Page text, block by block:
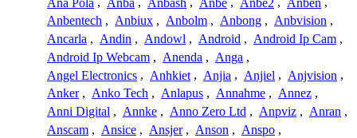
Anbentech , Anbiux , Anbolm , Anbong , Anbvision ,
Ancarla , Andin , Andowl , Android , Android Ip Cam ,
Android Ip Webcam , Anenda , Anga ,
Angel Electronics , Anhkiet , Anjia , Anjiel , Anjvision ,
Anker , Anko Tech , Anlapus , Annahme , Annez ,
Anni Digital , Annke , Anno Zero Ltd , Anpviz , Anran ,
Anscam , Ansice , Ansjer , Anson , Anspo ,